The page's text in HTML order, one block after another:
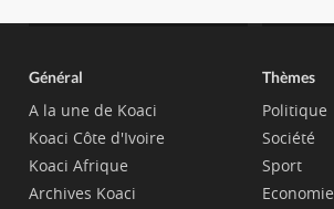
Général
A la une de Koaci
Koaci Côte d'Ivoire
Koaci Afrique
Archives Koaci
Thèmes
Politique
Société
Sport
Economie